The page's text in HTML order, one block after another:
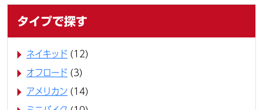
タイプで探す
ネイキッド (12)
オフロード (3)
アメリカン (14)